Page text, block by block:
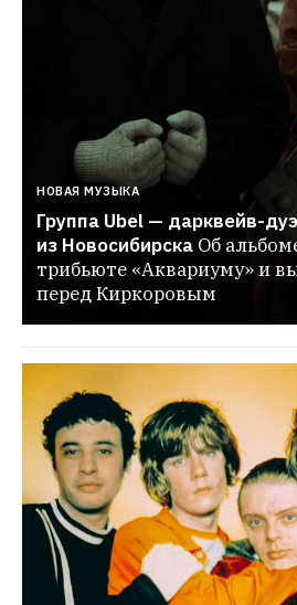
НОВАЯ МУЗЫКА
Группа Ubel — дарквейв-
из Новосибирска Об
трибьюте «Аквариуму» и
перед Киркоровым